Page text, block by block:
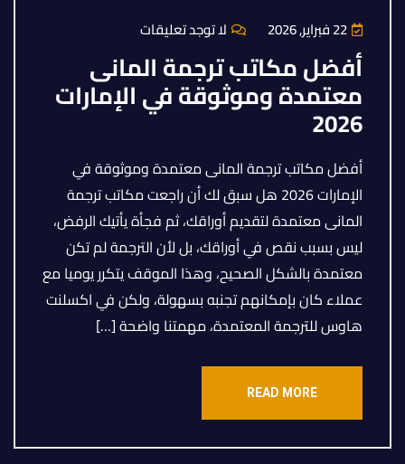
لا توجد تعليقات
أفضل مكاتب ترجمة المانى
معتمدة وموثوقة في الإمارات
2026
أفضل مكاتب ترجمة المانى معتمدة وموثوقة في
الإمارات 2026 هل سبق لك أن راجعت مكاتب ترجمة
المانى معتمدة لتقديم أوراقك، ثم فجأة يأتيك الرفض،
ليس بسبب نقص في أوراقك، بل لأن الترجمة لم تكن
معتمدة بالشكل الصحيح، وهذا الموقف يتكرر يوميا مع
عملاء كان بإمكانهم تجنبه بسهولة، ولكن في اكسلنت
هاوس للترجمة المعتمدة، مهمتنا واضحة […]
READ MORE